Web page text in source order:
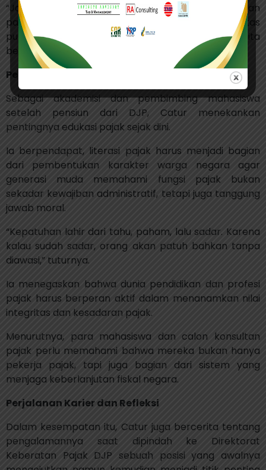
“Jangan menuntut hasil langsung dari pembayaran
pajak. Lihatlah di sekitar jalan yang lebih baik, fasilitas
publik yang lebih rapi itu semua hasil kontribusi kita
bersama,” ucapnya.
Pendidikan Pajak Jadi Kunci
Sebagai akademisi dan pembimbing mahasiswa
setelah pensiun dari DJP, Catur menekankan
pentingnya edukasi pajak sejak dini.
Ia berpendapat, literasi pajak harus menjadi bagian
dari pembentukan karakter warga negara agar
generasi muda memahami fungsi pajak bukan
sekadar kewajiban administratif, tetapi juga tanggung
jawab moral.
“Kepatuhan lahir dari tahu, paham, lalu sadar. Karena
kalau sudah sadar, orang akan patuh bahkan tanpa
diawasi,” tuturnya.
Ia menegaskan bahwa dunia pendidikan dan profesi
pajak harus berperan aktif dalam menanamkan nilai
integritas dan kesadaran pajak.
Menurutnya, para mahasiswa dan calon konsultan
pajak perlu memahami bahwa mereka bukan hanya
pekerja pajak, tapi juga bagian dari sistem yang
menjaga keberlanjutan fiskal negara.
Perjalanan Karier dan Refleksi
Dalam kesempatan itu, Catur juga bercerita tentang
pengalamannya saat dipindah ke Direktorat
Keberatan Pajak DJP sebuah posisi yang awalnya